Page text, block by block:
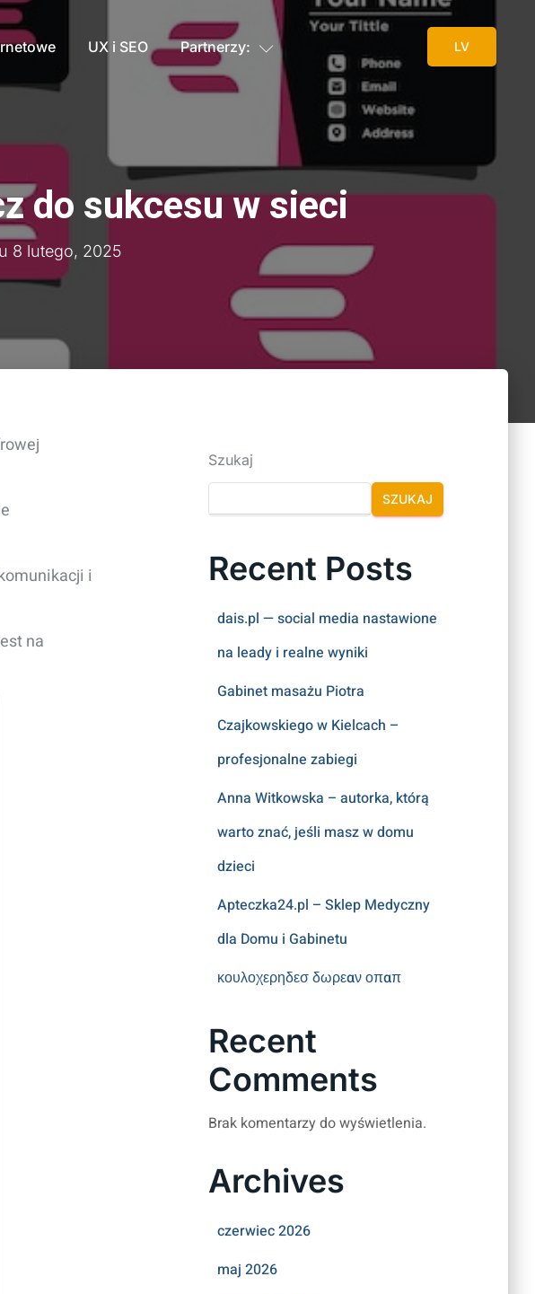
UX i SEO Partnerzy: LV
do sukcesu w sieci
8 lutego, 2025
i
na
Szukaj
SZUKAJ
Recent Posts
dais.pl — social media nastawione
na leady i realne wyniki
Gabinet masażu Piotra
Czajkowskiego w Kielcach –
profesjonalne zabiegi
Anna Witkowska – autorka, którą
warto znać, jeśli masz w domu
dzieci
Apteczka24.pl – Sklep Medyczny
dla Domu i Gabinetu
κουλοχερηδεσ δωρεαν οπαπ
Recent
Comments
Brak komentarzy do wyświetlenia.
Archives
czerwiec 2026
maj 2026